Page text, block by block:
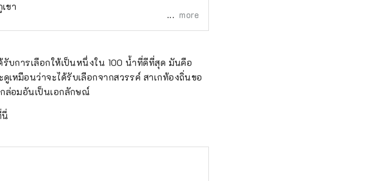
ขา
more
บการเลือกให้เป็นหนึ่งใน 100 น้ำที่ดีที่สุด มันคือ
หมือนว่าจะได้รับเลือกจากสวรรค์ สาเกท้องถิ่นขอ
ล่อมอันเป็นเอกลักษณ์
นี่